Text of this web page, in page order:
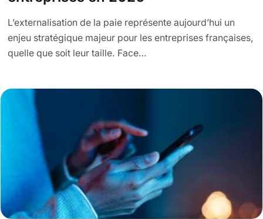
L’externalisation de la paie représente aujourd’hui un
enjeu stratégique majeur pour les entreprises françaises,
quelle que soit leur taille. Face…